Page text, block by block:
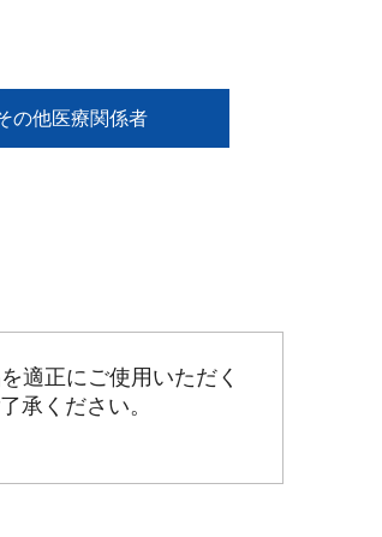
の他医療関係者
適正にご使用いただく
承ください。